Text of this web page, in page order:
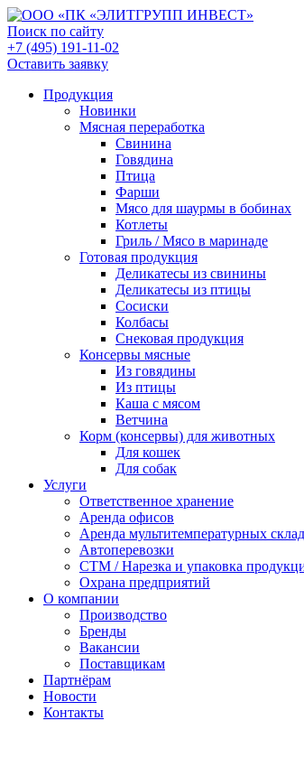
Поиск по сайту
+7 (495) 191-11-02
Оставить заявку
Продукция
Новинки
Мясная переработка
Свинина
Говядина
Птица
Фарши
Мясо для шаурмы в бобинах
Котлеты
Гриль / Мясо в маринаде
Готовая продукция
Деликатесы из свинины
Деликатесы из птицы
Сосиски
Колбасы
Снековая продукция
Консервы мясные
Из говядины
Из птицы
Каша с мясом
Ветчина
Корм (консервы) для животных
Для кошек
Для собак
Услуги
Ответственное хранение
Аренда офисов
Аренда мультитемпературных
Автоперевозки
СТМ / Нарезка и упаковка
Охрана предприятий
О компании
Производство
Бренды
Вакансии
Поставщикам
Партнёрам
Новости
Контакты